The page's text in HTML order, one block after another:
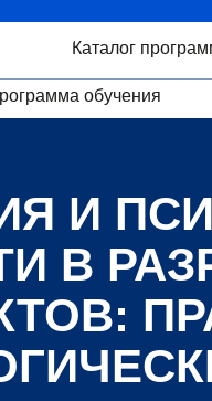
Каталог
обучения
И
В